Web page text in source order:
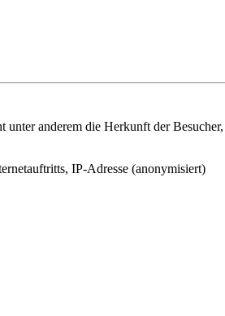
anderem die Herkunft der
IP-Adresse (anonymisiert)